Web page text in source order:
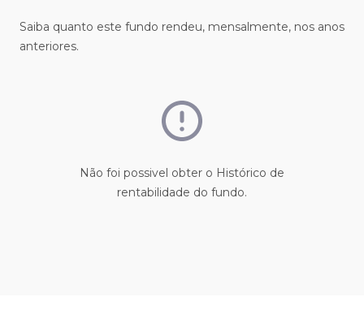
Saiba quanto este fundo rendeu, mensalmente, nos anos
anteriores.
Não foi possivel obter o Histórico de
rentabilidade do fundo.